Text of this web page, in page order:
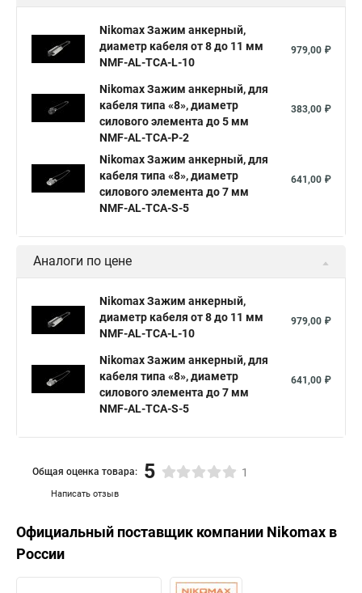
Nikomax Зажим анкерный,
диаметр кабеля от 8 до 11 мм
NMF-AL-TCA-L-10
979,00 ₽
Nikomax Зажим анкерный, для
кабеля типа «8», диаметр
силового элемента до 5 мм
NMF-AL-TCA-P-2
383,00 ₽
Nikomax Зажим анкерный, для
кабеля типа «8», диаметр
силового элемента до 7 мм
NMF-AL-TCA-S-5
641,00 ₽
Аналоги по цене
Nikomax Зажим анкерный,
диаметр кабеля от 8 до 11 мм
NMF-AL-TCA-L-10
979,00 ₽
Nikomax Зажим анкерный, для
кабеля типа «8», диаметр
силового элемента до 7 мм
NMF-AL-TCA-S-5
641,00 ₽
Написать отзыв
Общая оценка товара: 5 1
Официальный поставщик компании Nikomax в
России